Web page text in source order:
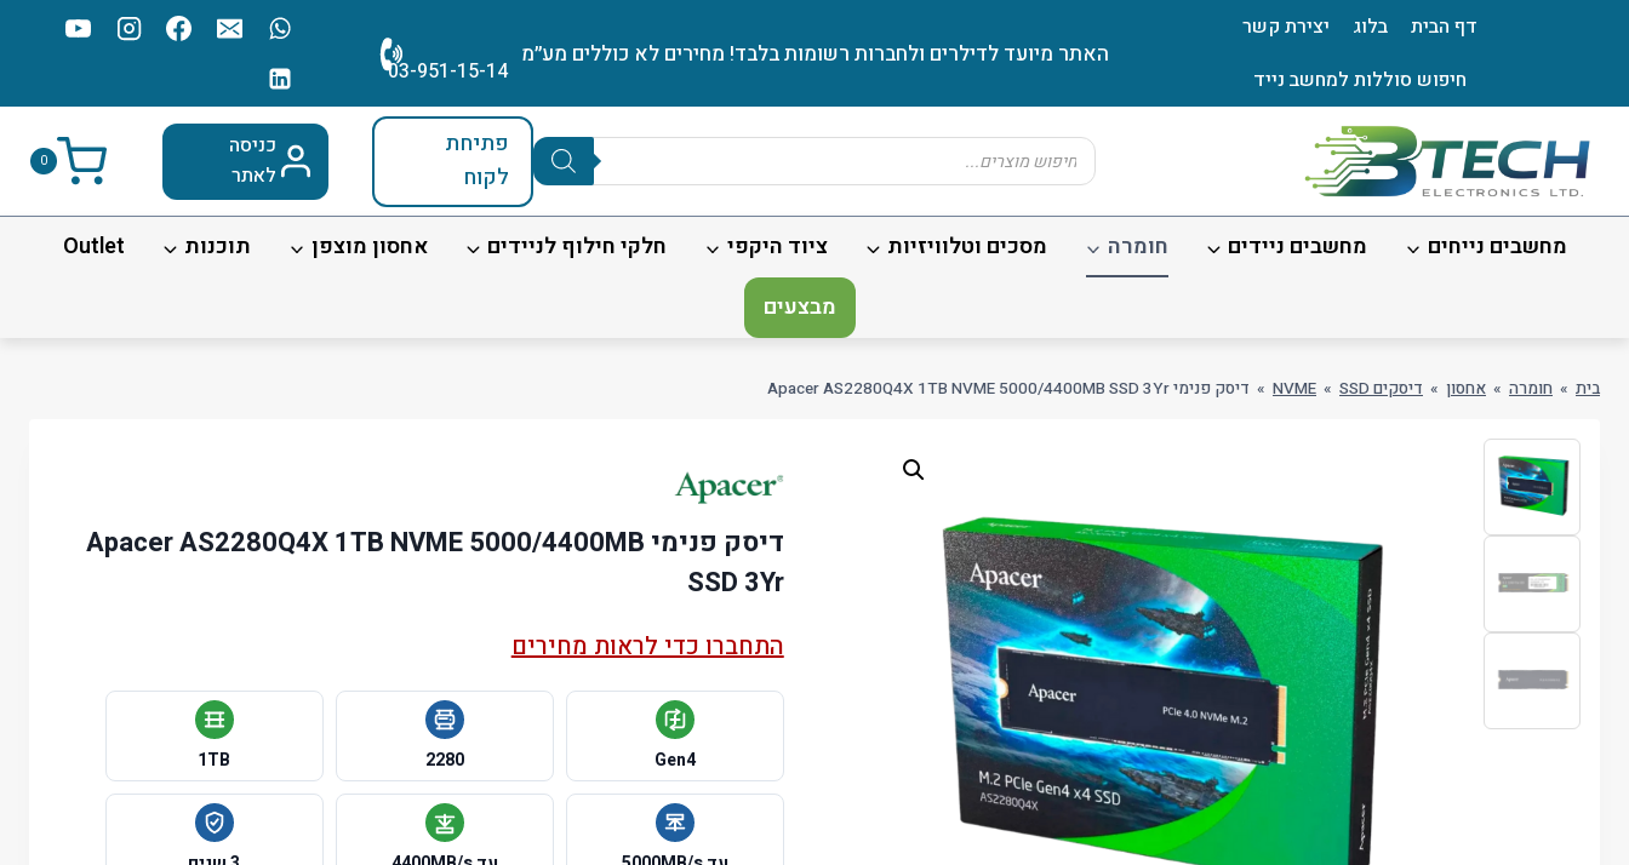
דף הבית בלוג
יצירת קשר
חיפוש סוללות למחשב נייד
האתר מיועד לדילרים ולחברות רשומות בלבד! מחירים לא כוללים מע׳׳מ
03-951-15-14
Products
search
פתיחת
לקוח
כניסה
לאתר
0
מחשבים נייחים מחשבים ניידים חומרה מסכים וטלוויזיות ציוד היקפי חלקי חילוף לניידים אחסון מוצפן תוכנות
Outlet
מבצעים
בית » חומרה » אחסון » דיסקים SSD »
NVME
» דיסק פנימי Apacer AS2280Q4X 1TB NVME 5000/4400MB SSD 3Yr
דיסק פנימי Apacer AS2280Q4X 1TB NVME 5000/4400MB
SSD 3Yr
התחברו כדי לראות מחירים
Gen4
2280
1TB